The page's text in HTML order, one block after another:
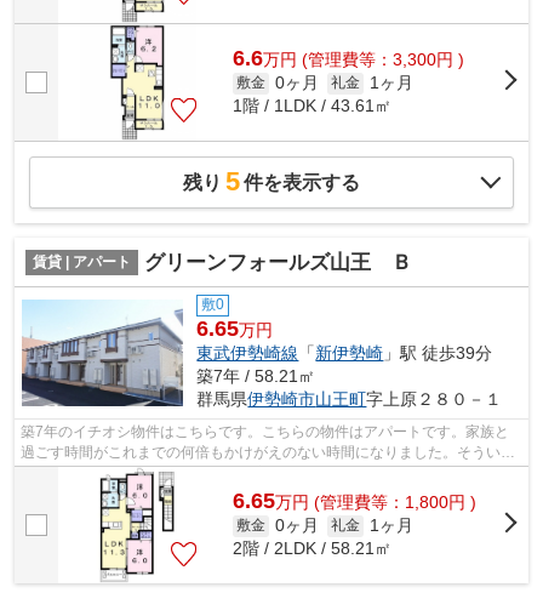
6.6万円 (管理費等：3,300円 )
敷金 0ヶ月 礼金
1ヶ月
1階 / 1LDK / 43.61㎡
残り 5件を表示する
賃貸 | アパート グリーンフォールズ山王 Ｂ
敷0
6.65万円
東武伊勢崎線 「新伊勢崎 」駅 徒歩39分
築7年 / 58.21㎡
群馬県伊勢崎市山王町字上原２８０－１
築7年のイチオシ物件はこちらです。こちらの物件はアパートです。家族と
過ごす時間がこれまでの何倍もかけがえのない時間になりました。そういっ
た声もいただいております。そんな家族...
6.65万円 (管理費等：1,800円 )
敷金 0ヶ月 礼金
1ヶ月
2階 / 2LDK / 58.21㎡